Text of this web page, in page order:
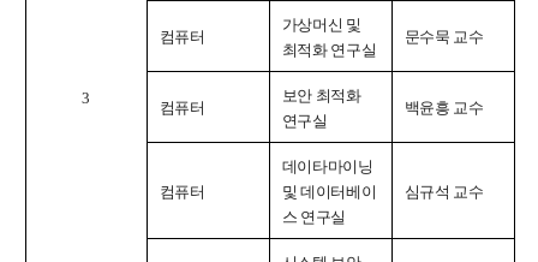
3
컴퓨터
가상머신 및
최적화 연구실
문수묵 교수
컴퓨터
보안 최적화
연구실
백윤흥 교수
컴퓨터
데이타마이닝
및 데이터베이
스 연구실
심규석 교수